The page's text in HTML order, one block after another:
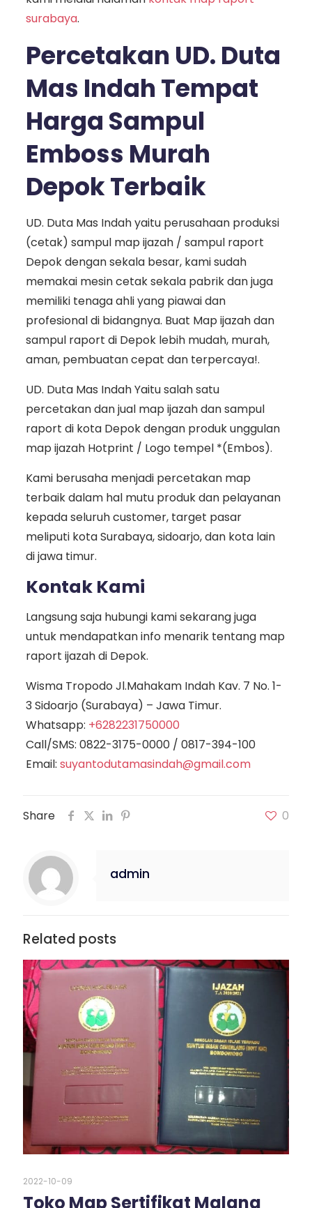
surabaya.
Percetakan UD. Duta
Mas Indah Tempat
Harga Sampul
Emboss Murah
Depok Terbaik
UD. Duta Mas Indah yaitu perusahaan produksi
(cetak) sampul map ijazah / sampul raport
Depok dengan sekala besar, kami sudah
memakai mesin cetak sekala pabrik dan juga
memiliki tenaga ahli yang piawai dan
profesional di bidangnya. Buat Map ijazah dan
sampul raport di Depok lebih mudah, murah,
aman, pembuatan cepat dan terpercaya!.
UD. Duta Mas Indah Yaitu salah satu
percetakan dan jual map ijazah dan sampul
raport di kota Depok dengan produk unggulan
map ijazah Hotprint / Logo tempel *(Embos).
Kami berusaha menjadi percetakan map
terbaik dalam hal mutu produk dan pelayanan
kepada seluruh customer, target pasar
meliputi kota Surabaya, sidoarjo, dan kota lain
di jawa timur.
Kontak Kami
Langsung saja hubungi kami sekarang juga
untuk mendapatkan info menarik tentang map
raport ijazah di Depok.
Wisma Tropodo Jl.Mahakam Indah Kav. 7 No. 1-
3 Sidoarjo (Surabaya) – Jawa Timur.
Whatsapp: +6282231750000
Call/SMS: 0822-3175-0000/ 0817-394-100
Email: suyantodutamasindah@gmail.com
Share 0
admin
Related posts
2022-10-09
Toko Map Sertifikat Malang